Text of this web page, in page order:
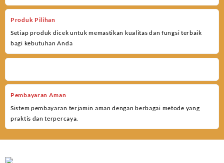
Produk Pilihan
Setiap produk dicek untuk memastikan kualitas dan fungsi terbaik
bagi kebutuhan Anda
Pembayaran Aman
Sistem pembayaran terjamin aman dengan berbagai metode yang
praktis dan terpercaya.